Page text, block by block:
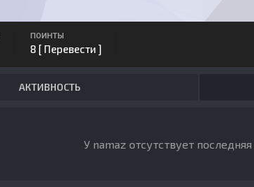
ПОИНТЫ
8 [ Перевести ]
АКТИВНОСТЬ
У namaz отсутствует